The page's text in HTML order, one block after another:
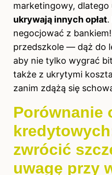
marketingowy, dlatego
ukrywają innych opłat.
negocjować z
przedszkole — dąż do
aby nie tylko wygrać
także z ukrytymi
zanim zdążą się
Porównanie
zwrócić
uwagę przy